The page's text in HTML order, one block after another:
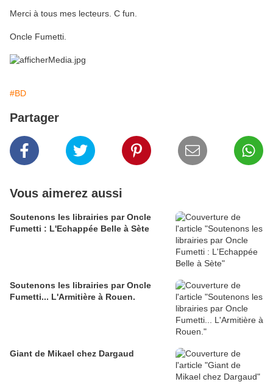
Merci à tous mes lecteurs. C fun.
Oncle Fumetti.
#BD
Partager
Vous aimerez aussi
Soutenons les librairies par Oncle
Fumetti : L'Echappée Belle à Sète
Soutenons les librairies par Oncle
Fumetti... L'Armitière à Rouen.
Giant de Mikael chez Dargaud